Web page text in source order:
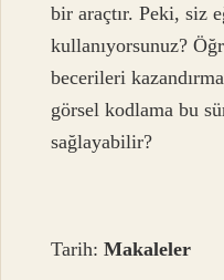
bir araçtır. Peki, siz
kullanıyorsunuz?
becerileri
görsel kodlama bu
sağlayabilir?
Tarih:Makaleler